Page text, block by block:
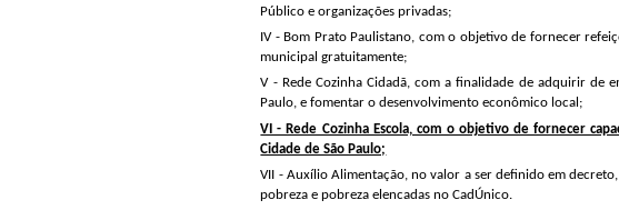
Público e organizações privadas;
IV - Bom Prato Paulistano, com o objetivo de fornecer
municipal gratuitamente;
V - Rede Cozinha Cidadã, com a finalidade de adquirir de
Paulo, e fomentar o desenvolvimento econômico local;
VI - Rede Cozinha Escola, com o objetivo de fornecer
Cidade de São Paulo;
VII - Auxílio Alimentação, no valor a ser definido em
pobreza e pobreza elencadas no CadÚnico.